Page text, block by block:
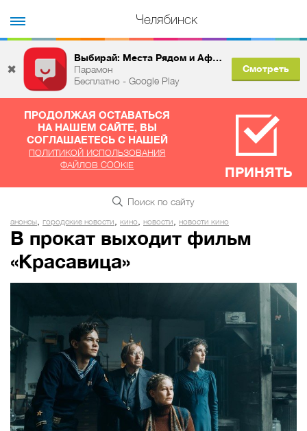
✖
Выбирай: Места Рядом и Афиша
Парамон
Бесплатно - Google Play
Смотреть
ПРОДОЛЖАЯ ОСТАВАТЬСЯ
НА НАШЕМ САЙТЕ, ВЫ
СОГЛАШАЕТЕСЬ С НАШЕЙ
ПОЛИТИКОЙ ИСПОЛЬЗОВАНИЯ
ФАЙЛОВ COOKIE
ПРИНЯТЬ
Челябинск
анонсы городские новости кино новости новости кино
В прокат выходит фильм
«Красавица»